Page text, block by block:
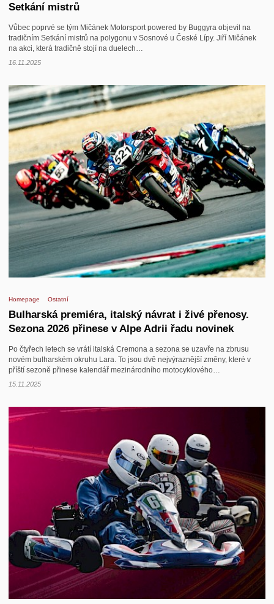
Setkání mistrů
Vůbec poprvé se tým Mičánek Motorsport powered by Buggyra objevil na
tradičním Setkání mistrů na polygonu v Sosnové u České Lípy. Jiří Mičánek
na akci, která tradičně stojí na duelech…
16.11.2025
Homepage Ostatní
Bulharská premiéra, italský návrat i živé přenosy.
Sezona 2026 přinese v Alpe Adrii řadu novinek
Po čtyřech letech se vrátí italská Cremona a sezona se uzavře na zbrusu
novém bulharském okruhu Lara. To jsou dvě nejvýraznější změny, které v
příští sezoně přinese kalendář mezinárodního motocyklového…
15.11.2025